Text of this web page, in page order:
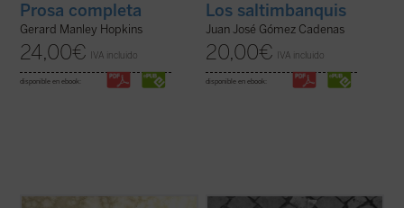
Prosa completa
Gerard Manley Hopkins
24,00€ IVA incluido
disponible en ebook:
Los saltimbanquis
Juan José Gómez Cadenas
20,00€ IVA incluido
disponible en ebook: